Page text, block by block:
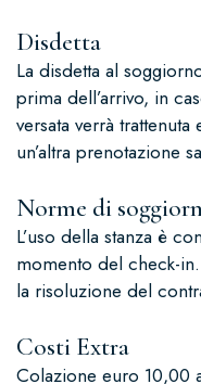
Disdetta
La disdetta al
prima dell’arrivo, in
versata verrà
un’altra prenotazione
Norme di
L’uso della stanza è
momento del check-
la risoluzione del
Costi Extra
Colazione euro 10,00